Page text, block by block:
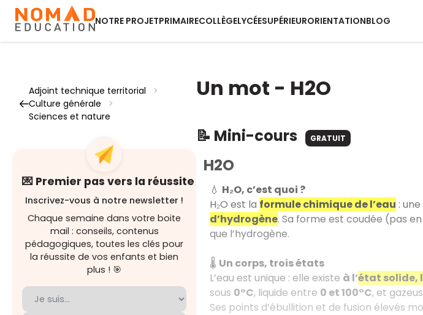
NOTRE PROJETPRIMAIRECOLLÈGELYCÉESUPÉRIEURORIENTATIONBLOG
Adjoint technique territorial
>
Culture générale
>
Sciences et nature
💌 Premier pas vers la réussite
Inscrivez-vous à notre newsletter !
Chaque semaine dans votre boite
mail : conseils, contenus
pédagogiques, toutes les clés pour
la réussite de vos enfants et bien
plus ! 🎯
Un mot - H2O
📝 Mini-cours GRATUIT
H2O
💧 H₂O, c’est quoi ?
H₂O est la formule chimique de l’eau :
d’hydrogène. Sa forme est coudée (pas
que l’hydrogène.
🌡️ Un corps, trois états
L’eau est unique : elle existe à l’état solide,
sous 0°C, liquide entre 0 et 100°C, et
Ses points d’ébullition et de fusion élevés